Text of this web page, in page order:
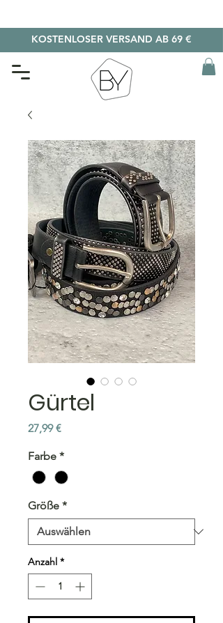
KOSTENLOSER VERSAND AB 69 €
Gürtel
27,99 €Preis
Farbe *
Größe *
Anzahl *